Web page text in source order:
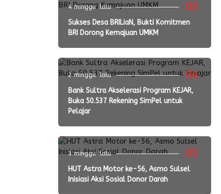
03
4 minggu lalu
Sukses Desa BRILiaN, Bukti Komitmen
BRI Dorong Kemajuan UMKM
04
2 minggu lalu
Bank Sultra Akselerasi Program KEJAR,
Buka 50.537 Rekening SimPel untuk
Pelajar
05
3 minggu lalu
HUT Astra Motor ke-56, Asmo Sulsel
Inisiasi Aksi Sosial Donor Darah